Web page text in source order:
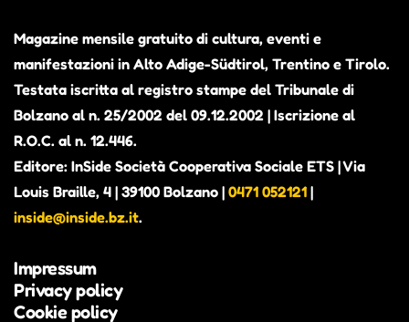
Magazine mensile gratuito di cultura, eventi e
manifestazioni in Alto Adige-Südtirol, Trentino e Tirolo.
Testata iscritta al registro stampe del Tribunale di
Bolzano al n. 25/2002 del 09.12.2002 | Iscrizione al
R.O.C. al n. 12.446.
Editore: InSide Società Cooperativa Sociale ETS | Via
Louis Braille, 4 | 39100 Bolzano | 0471 052121 |
inside@inside.bz.it.
Impressum
Privacy policy
Cookie policy